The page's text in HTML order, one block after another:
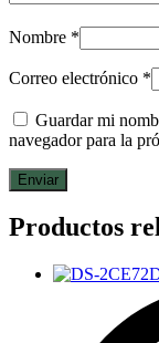
Nombre *
Correo electrónico *
Guardar mi
navegador para la
Productos